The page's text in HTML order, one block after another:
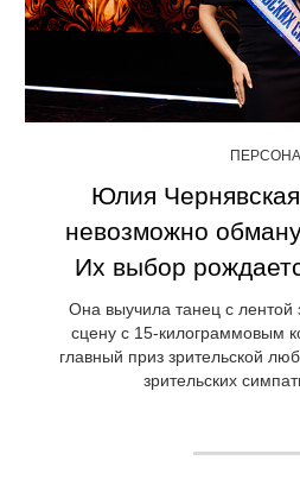
ПЕРСОНА
Юлия
невозможно
Их выбор
Она выучила танец с
сцену с 15-килограммовым
главный приз зрительской
зрительских